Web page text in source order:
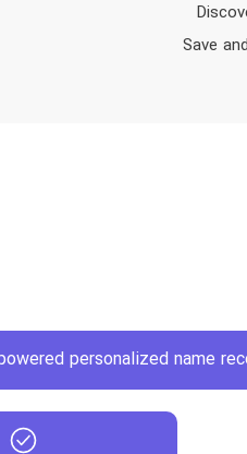
personalized name